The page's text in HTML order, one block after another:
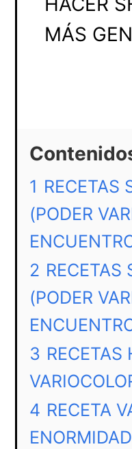
MÁS
1 RECETAS
(PODER
2 RECETAS
(PODER
3 RECETAS
4 RECETA